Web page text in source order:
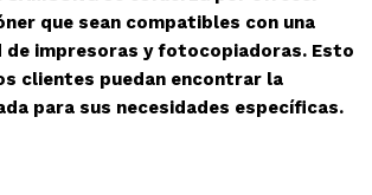
que sean compatibles con una
de impresoras y fotocopiadoras. Esto
clientes puedan encontrar la
para sus necesidades específicas.